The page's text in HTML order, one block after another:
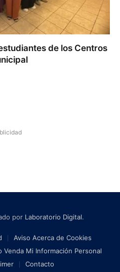
de los Centros
por Laboratorio Digital.
Aviso Acerca de Cookies
Venda Mi Información Personal
Contacto